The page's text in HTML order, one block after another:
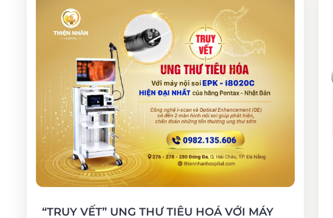
“TRUY VẾT” UNG THƯ TIÊU HOÁ VỚI MÁY